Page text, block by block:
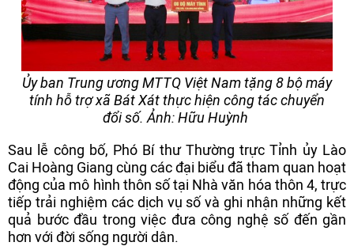
Ủy ban Trung ương MTTQ Việt Nam tặng 8 bộ máy
tính hỗ trợ xã Bát Xát thực hiện công tác chuyển
đổi số. Ảnh: Hữu Huỳnh
Sau lễ công bố, Phó Bí thư Thường trực Tỉnh ủy Lào
Cai Hoàng Giang cùng các đại biểu đã tham quan hoạt
động của mô hình thôn số tại Nhà văn hóa thôn 4, trực
tiếp trải nghiệm các dịch vụ số và ghi nhận những kết
quả bước đầu trong việc đưa công nghệ số đến gần
hơn với đời sống người dân.